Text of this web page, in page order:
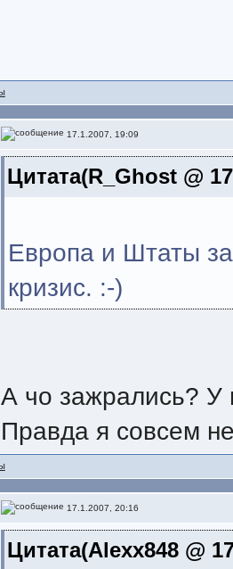
17.1.2007, 19:09
Цитата(R_Ghost @
Европа и Штаты
кризис. :-)
А чо зажрались? У
Правда я совсем
17.1.2007, 20:16
Цитата(Alexx848 @